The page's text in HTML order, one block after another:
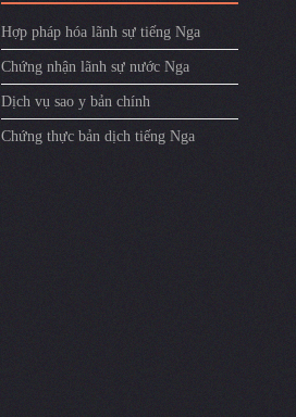
Hợp pháp hóa lãnh sự tiếng Nga
Chứng nhận lãnh sự nước Nga
Dịch vụ sao y bản chính
Chứng thực bản dịch tiếng Nga